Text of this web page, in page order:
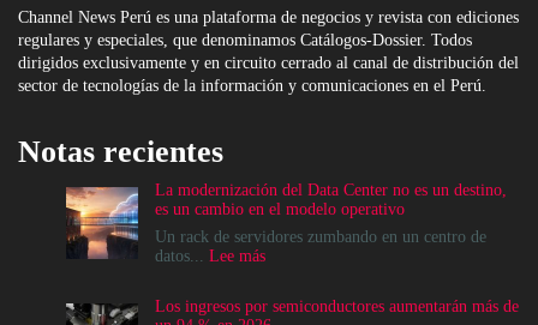
Channel News Perú es una plataforma de negocios y revista con ediciones
regulares y especiales, que denominamos Catálogos-Dossier. Todos
dirigidos exclusivamente y en circuito cerrado al canal de distribución del
sector de tecnologías de la información y comunicaciones en el Perú.
Notas recientes
La modernización del Data Center no es un destino,
es un cambio en el modelo operativo
Un rack de servidores zumbando en un centro de
datos... Lee más:
del
Los ingresos por semiconductores aumentarán más de